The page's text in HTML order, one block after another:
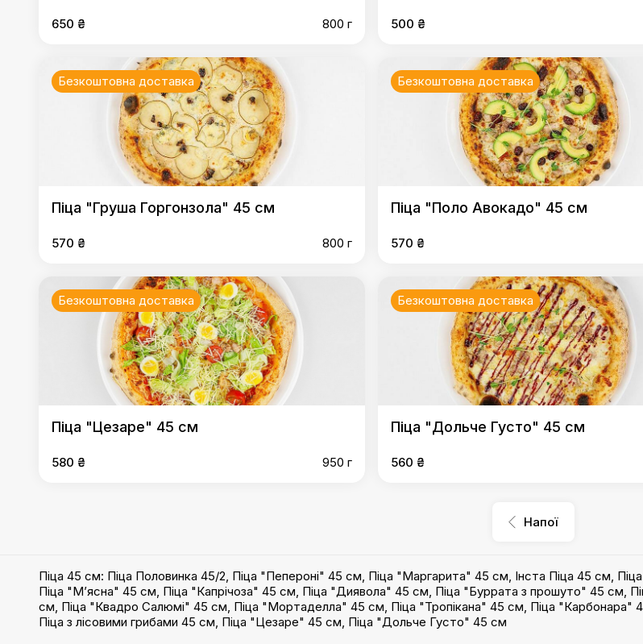
650 ₴ 800 г 500 ₴
Безкоштовна доставка
Піца "Груша Горгонзола" 45 см
570 ₴ 800 г
Безкоштовна доставка
Піца "Поло Авокадо" 45 см
570 ₴
Безкоштовна доставка
Піца "Цезаре" 45 см
580 ₴ 950 г
Безкоштовна доставка
Піца "Дольче Густо" 45 см
560 ₴
Напої
Піца 45 см: Піца Половинка 45/2, Піца "Пепероні" 45 см, Піца "Маргарита" 45 см, Інста Піца 45 см,
Піца "М’ясна" 45 см, Піца "Капрічоза" 45 см, Піца "Диявола" 45 см, Піца "Буррата з прошуто" 45 см,
см, Піца "Квадро Салюмі" 45 см, Піца "Мортаделла" 45 см, Піца "Тропікана" 45 см, Піца "Карбонара"
Піца з лісовими грибами 45 см, Піца "Цезаре" 45 см, Піца "Дольче Густо" 45 см